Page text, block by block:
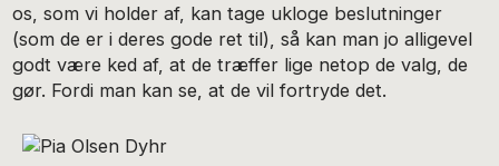
os, som vi holder af, kan tage ukloge beslutninger
(som de er i deres gode ret til), så kan man jo alligevel
godt være ked af, at de træffer lige netop de valg, de
gør. Fordi man kan se, at de vil fortryde det.